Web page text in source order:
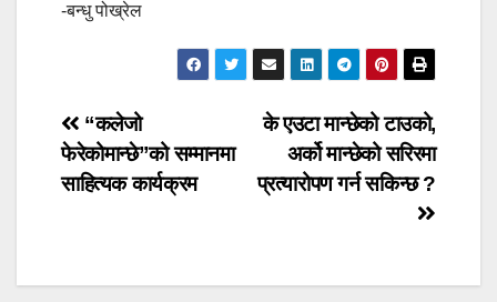
-बन्धु पोख्रेल
Post
navigation
के एउटा मान्छेको टाउको,
अर्को मान्छेको सरिरमा
प्रत्यारोपण गर्न सकिन्छ ?
“कलेजो
फेरेकोमान्छे”को सम्मानमा
साहित्यक कार्यक्रम